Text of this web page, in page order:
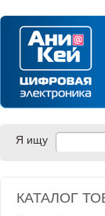
Я ищу
КАТАЛОГ